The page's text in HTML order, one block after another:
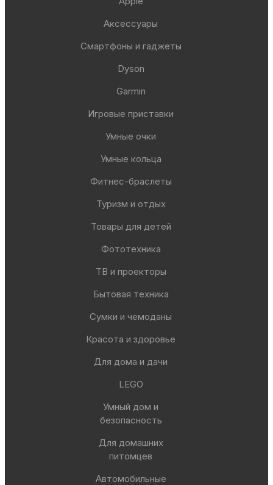
Аксессуары
Смартфоны и гаджеты
Dyson
Garmin
Игровые приставки
Умные очки
Умные кольца
Фитнес-браслеты
Туризм и отдых
Товары для детей
Фототехника
ТВ и проекторы
Бытовая техника
Сумки и чемоданы
Красота и здоровье
Для дома и дачи
LEGO
Умный дом и
безопасность
Для домашних
питомцев
Автомобильные